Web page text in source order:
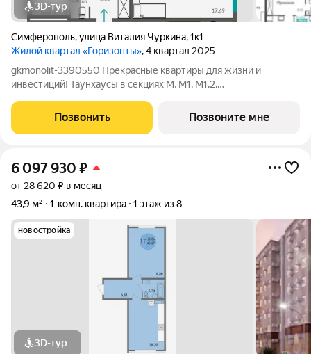
3D-тур
Симферополь,улица Виталия Чуркина,1к1
Жилой квартал «Горизонты», 4 квартал 2025
gkmonolit-3390550 Прекрасные квартиры для жизни и
инвестиций! Таунхаусы в секциях М, М1, М1.2.
станут BBQ-зона и отдельный вход. Квартир в комплексе 296
Высота потолков 2,85 Добавляйте объявление в
Позвонить Позвоните мне
6 097 930 ₽
от 28 620 ₽ в месяц
43,9 м²
1-комн. квартира 1 этаж из 8
новостройка
3D-тур